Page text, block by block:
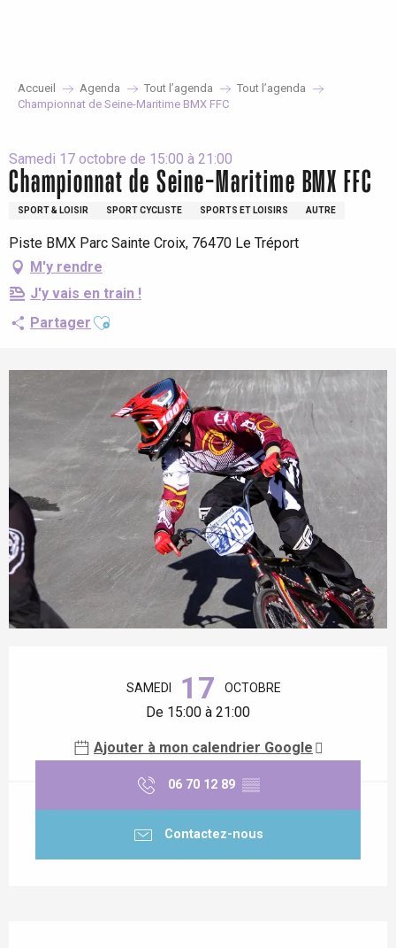
Accueil Agenda Tout l’agenda
Tout l’agenda
Championnat de Seine-Maritime BMX FFC
Samedi 17 octobre de 15:00 à 21:00
Championnat de Seine-Maritime BMX FFC
SPORT & LOISIR SPORT CYCLISTE SPORTS ET LOISIRS AUTRE
Piste BMX Parc Sainte Croix, 76470 Le Tréport
M'y rendre
J'y vais en train !
Partager Ajouter aux favoris
SAMEDI 17 OCTOBRE
De 15:00 à 21:00
Ajouter à mon calendrier Google
06 70 12 89 ▒▒
Contactez-nous